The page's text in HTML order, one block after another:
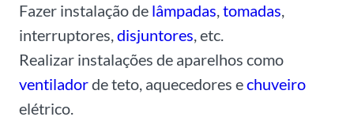
Fazer instalação de lâmpadas,tomadas,
interruptores,disjuntores, etc.
Realizar instalações de aparelhos como
ventiladorde teto, aquecedores echuveiro
elétrico.